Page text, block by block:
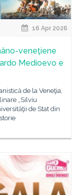
16 Apr 2026
veneţiene
Medioevo e
de la Veneţia,
„Silviu
de Stat din